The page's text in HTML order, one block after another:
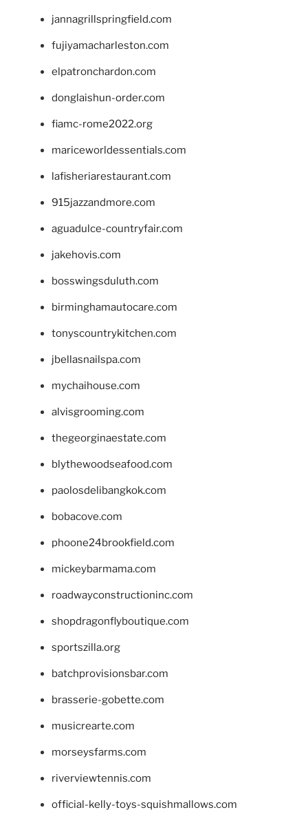
jannagrillspringfield.com
fujiyamacharleston.com
elpatronchardon.com
donglaishun-order.com
fiamc-rome2022.org
mariceworldessentials.com
lafisheriarestaurant.com
915jazzandmore.com
aguadulce-countryfair.com
jakehovis.com
bosswingsduluth.com
birminghamautocare.com
tonyscountrykitchen.com
jbellasnailspa.com
mychaihouse.com
alvisgrooming.com
thegeorginaestate.com
blythewoodseafood.com
paolosdelibangkok.com
bobacove.com
phoone24brookfield.com
mickeybarmama.com
roadwayconstructioninc.com
shopdragonflyboutique.com
sportszilla.org
batchprovisionsbar.com
brasserie-gobette.com
musicrearte.com
morseysfarms.com
riverviewtennis.com
official-kelly-toys-squishmallows.com